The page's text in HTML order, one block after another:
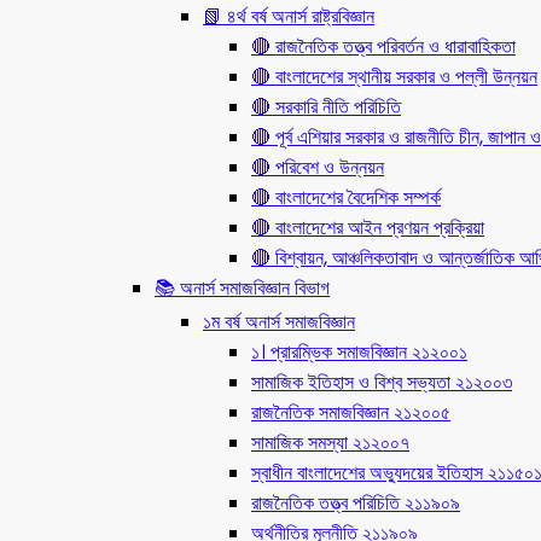
📗 ৪র্থ বর্ষ অনার্স রাষ্ট্রবিজ্ঞান
🔴 রাজনৈতিক তত্ত্ব পরিবর্তন ও ধারাবাহিকতা
🔴 বাংলাদেশের স্থানীয় সরকার ও পল্লী উন্নয়ন
🔴 সরকারি নীতি পরিচিতি
🔴 পূর্ব এশিয়ার সরকার ও রাজনীতি চীন, জাপান
🔴 পরিবেশ ও উন্নয়ন
🔴 বাংলাদেশের বৈদেশিক সম্পর্ক
🔴 বাংলাদেশের আইন প্রণয়ন প্রক্রিয়া
🔴 বিশ্বায়ন, আঞ্চলিকতাবাদ ও আন্তর্জাতিক
📚 অনার্স সমাজবিজ্ঞান বিভাগ
১ম বর্ষ অনার্স সমাজবিজ্ঞান
১। প্রারম্ভিক সমাজবিজ্ঞান ২১২০০১
সামাজিক ইতিহাস ও বিশ্ব সভ্যতা ২১২০০৩
রাজনৈতিক সমাজবিজ্ঞান ২১২০০৫
সামাজিক সমস্যা ২১২০০৭
স্বাধীন বাংলাদেশের অভ্যুদয়ের ইতিহাস ২১১৫০১
রাজনৈতিক তত্ত্ব পরিচিতি ২১১৯০৯
অর্থনীতির মূলনীতি ২১১৯০৯